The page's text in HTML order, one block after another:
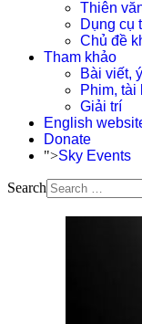
Thiên
Dụng cụ
Chủ đề
Tham khảo
Bài viết,
Phim, tài
Giải trí
English
Donate
">Sky Events
Search